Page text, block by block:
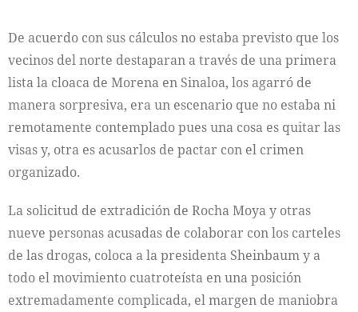
De acuerdo con sus cálculos no estaba previsto que los
vecinos del norte destaparan a través de una primera
lista la cloaca de Morena en Sinaloa, los agarró de
manera sorpresiva, era un escenario que no estaba ni
remotamente contemplado pues una cosa es quitar las
visas y, otra es acusarlos de pactar con el crimen
organizado.
La solicitud de extradición de Rocha Moya y otras
nueve personas acusadas de colaborar con los carteles
de las drogas, coloca a la presidenta Sheinbaum y a
todo el movimiento cuatroteísta en una posición
extremadamente complicada, el margen de maniobra